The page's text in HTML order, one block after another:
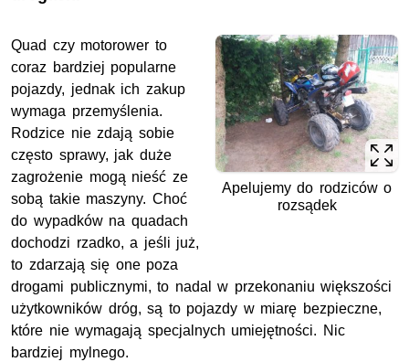
Apelujemy do rodziców o
rozsądek
Quad czy motorower to
coraz bardziej popularne
pojazdy, jednak ich zakup
wymaga przemyślenia.
Rodzice nie zdają sobie
często sprawy, jak duże
zagrożenie mogą nieść ze
sobą takie maszyny. Choć
do wypadków na quadach
dochodzi rzadko, a jeśli już,
to zdarzają się one poza
drogami publicznymi, to nadal w przekonaniu większości
użytkowników dróg, są to pojazdy w miarę bezpieczne,
które nie wymagają specjalnych umiejętności. Nic
bardziej mylnego.